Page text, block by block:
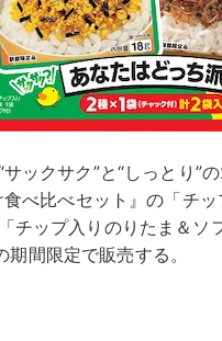
ックサク”と“しっとり”
べ比べセット』の「チ
チップ入りのりたま＆
間限定で販売する。